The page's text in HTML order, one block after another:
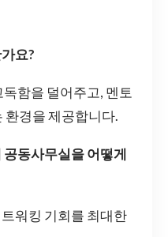
요?
함을 덜어주고, 멘토
환경을 제공합니다.
동사무실을 어떻게
워킹 기회를 최대한